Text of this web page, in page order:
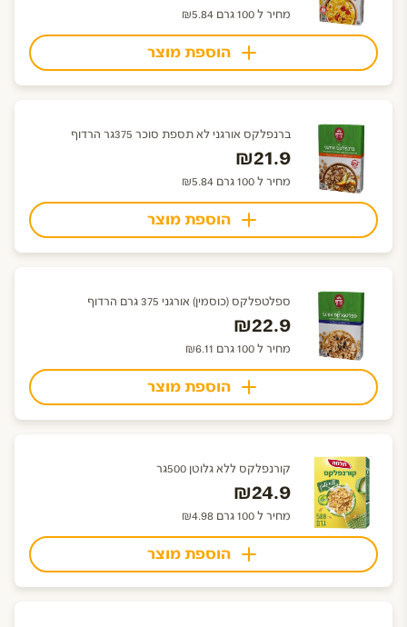
מחיר ל 100 גרם ₪5.84
הוספת מוצר
ברנפלקס אורגני לא תספת סוכר 375גר הרדוף
₪21.9
מחיר ל 100 גרם ₪5.84
הוספת מוצר
ספלטפלקס (כוסמין) אורגני 375 גרם הרדוף
₪22.9
מחיר ל 100 גרם ₪6.11
הוספת מוצר
קורנפלקס ללא גלוטן 500גר
₪24.9
מחיר ל 100 גרם ₪4.98
הוספת מוצר